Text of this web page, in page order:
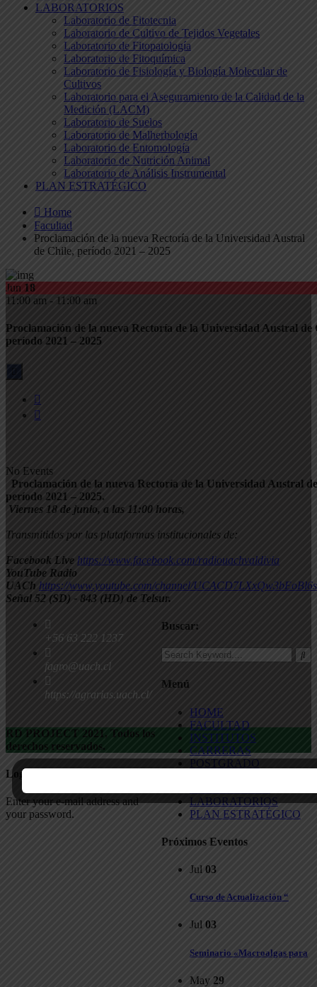
LABORATORIOS
Laboratorio de Fitotecnia
Laboratorio de Cultivo de Tejidos Vegetales
Laboratorio de Fitopatología
Laboratorio de Fitoquímica
Laboratorio de Fisiología y Biología Molecular de
Cultivos
Laboratorio para el Aseguramiento de la Calidad de la
Medición (LACM)
Laboratorio de Suelos
Laboratorio de Malherbología
Laboratorio de Entomología
Laboratorio de Nutrición Animal
Laboratorio de Análisis Instrumental
PLAN ESTRATÉGICO
Home
Facultad
Proclamación de la nueva Rectoría de la Universidad Austral
de Chile, período 2021 – 2025
Jun 18
11:00 am - 11:00 am
Proclamación de la nueva Rectoría de la Universidad Austral de
período 2021 – 2025
No Events
Proclamación de la nueva Rectoría de la Universidad Austral
período 2021 – 2025.
Viernes 18 de junio, a las 11:00 horas,
Transmitidos por las plataformas institucionales de:
Facebook Live https://www.facebook.com/radiouachvaldivia
YouTube Radio
UACh https://www.youtube.com/channel/
Señal 52 (SD) - 843 (HD) de Telsur.
Buscar:
Menú
HOME
FACULTAD
INSTITUTOS
CARRERAS
POSTGRADO
LABORATORIOS
PLAN ESTRATÉGICO
Próximos Eventos
Jul 03
Curso de Actualización “
Jul 03
Seminario «Macroalgas para
May 29
+56 63 222 1237
fagro@uach.cl
https://agrarias.uach.cl/
RD PROJECT 2021, Todos los
derechos reservados.
Login Your Account
Enter your e-mail address and
your password.